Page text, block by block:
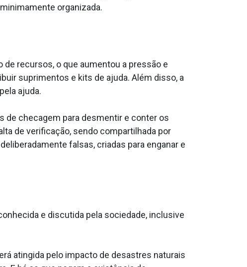
organizada.
recursos, o que aumentou a pressão e
suprimentos e kits de ajuda. Além disso, a
ajuda.
de checagem para desmentir e conter os
de verificação, sendo compartilhada por
falsas, criadas para enganar e
e discutida pela sociedade, inclusive
atingida pelo impacto de desastres naturais